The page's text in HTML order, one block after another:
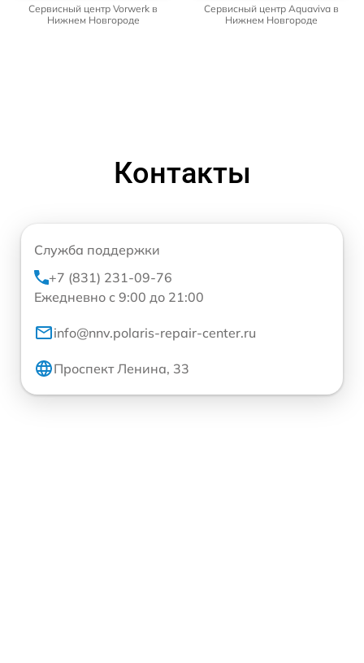
Сервисный центр Vorwerk в
Нижнем Новгороде
Сервисный центр Aquaviva в
Нижнем Новгороде
Контакты
Служба поддержки
+7 (831) 231-09-76
Ежедневно с 9:00 до 21:00
info@nnv.polaris-repair-center.ru
Проспект Ленина, 33